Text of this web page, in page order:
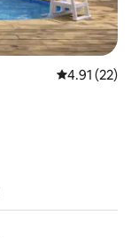
평점 4.91점
4.91 (22)